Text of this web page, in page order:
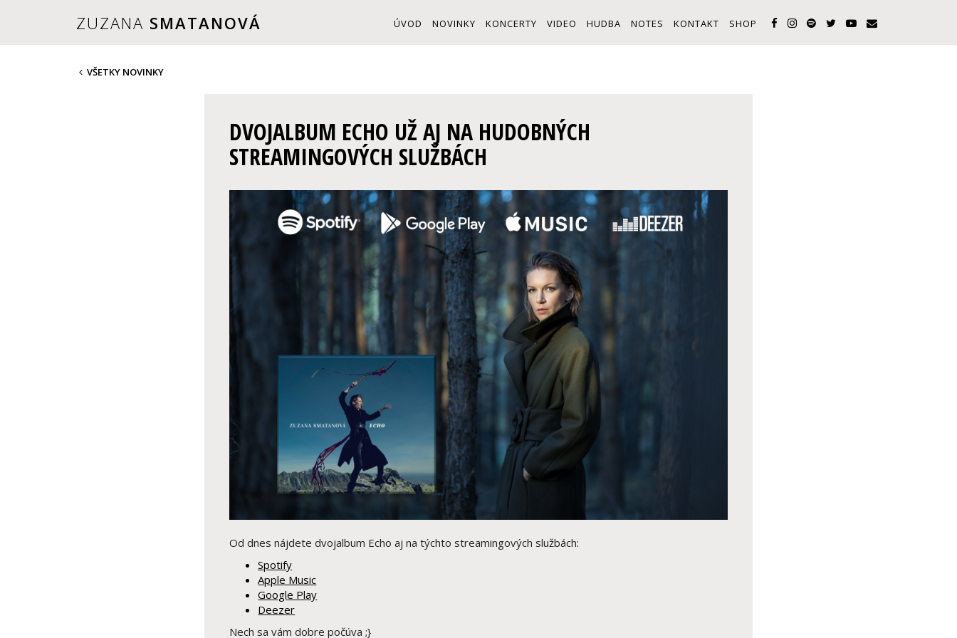
ZUZANA SMATANOVÁ ÚVOD NOVINKY KONCERTY VIDEO HUDBA NOTES KONTAKT SHOP
VŠETKY NOVINKY
DVOJALBUM ECHO UŽ AJ NA HUDOBNÝCH
STREAMINGOVÝCH SLUŽBÁCH
Od dnes nájdete dvojalbum Echo aj na týchto streamingových službách:
Spotify
Apple Music
Google Play
Deezer
Nech sa vám dobre počúva ;}